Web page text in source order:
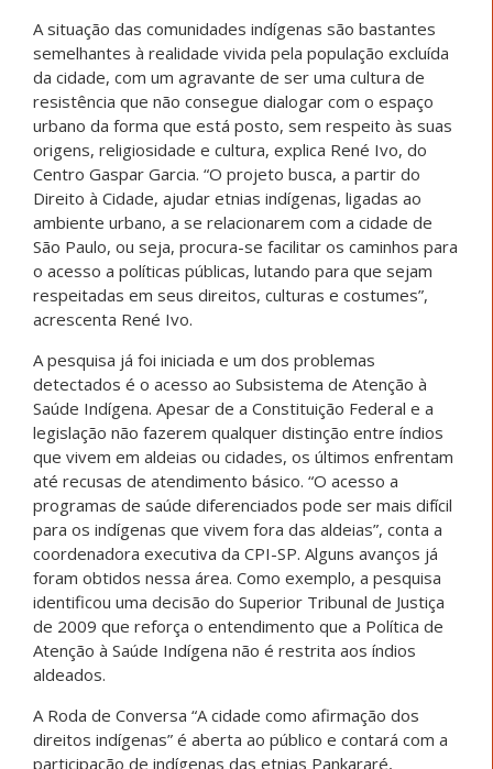
A situação das comunidades indígenas são bastantes
semelhantes à realidade vivida pela população excluída
da cidade, com um agravante de ser uma cultura de
resistência que não consegue dialogar com o espaço
urbano da forma que está posto, sem respeito às suas
origens, religiosidade e cultura, explica René Ivo, do
Centro Gaspar Garcia. “O projeto busca, a partir do
Direito à Cidade, ajudar etnias indígenas, ligadas ao
ambiente urbano, a se relacionarem com a cidade de
São Paulo, ou seja, procura-se facilitar os caminhos para
o acesso a políticas públicas, lutando para que sejam
respeitadas em seus direitos, culturas e costumes”,
acrescenta René Ivo.
A pesquisa já foi iniciada e um dos problemas
detectados é o acesso ao Subsistema de Atenção à
Saúde Indígena. Apesar de a Constituição Federal e a
legislação não fazerem qualquer distinção entre índios
que vivem em aldeias ou cidades, os últimos enfrentam
até recusas de atendimento básico. “O acesso a
programas de saúde diferenciados pode ser mais difícil
para os indígenas que vivem fora das aldeias”, conta a
coordenadora executiva da CPI-SP. Alguns avanços já
foram obtidos nessa área. Como exemplo, a pesquisa
identificou uma decisão do Superior Tribunal de Justiça
de 2009 que reforça o entendimento que a Política de
Atenção à Saúde Indígena não é restrita aos índios
aldeados.
A Roda de Conversa “A cidade como afirmação dos
direitos indígenas” é aberta ao público e contará com a
participação de indígenas das etnias Pankararé,